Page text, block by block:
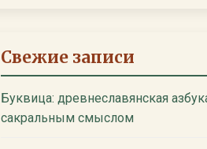
Свежие записи
Буквица: древнеславянская
сакральным смыслом